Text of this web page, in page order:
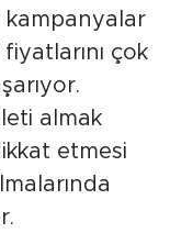
kampanyalar
çok
almak
etmesi